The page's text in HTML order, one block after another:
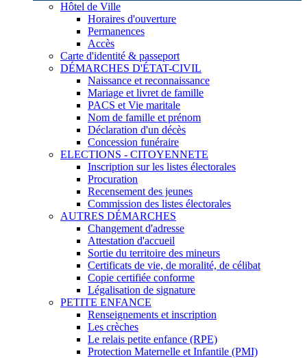
Hôtel de Ville
Horaires d'ouverture
Permanences
Accès
Carte d'identité & passeport
DÉMARCHES D'ÉTAT-CIVIL
Naissance et reconnaissance
Mariage et livret de famille
PACS et Vie maritale
Nom de famille et prénom
Déclaration d'un décès
Concession funéraire
ELECTIONS - CITOYENNETE
Inscription sur les listes électorales
Procuration
Recensement des jeunes
Commission des listes électorales
AUTRES DÉMARCHES
Changement d'adresse
Attestation d'accueil
Sortie du territoire des mineurs
Certificats de vie, de moralité, de célibat
Copie certifiée conforme
Légalisation de signature
PETITE ENFANCE
Renseignements et inscription
Les crèches
Le relais petite enfance (RPE)
Protection Maternelle et Infantile (PMI)